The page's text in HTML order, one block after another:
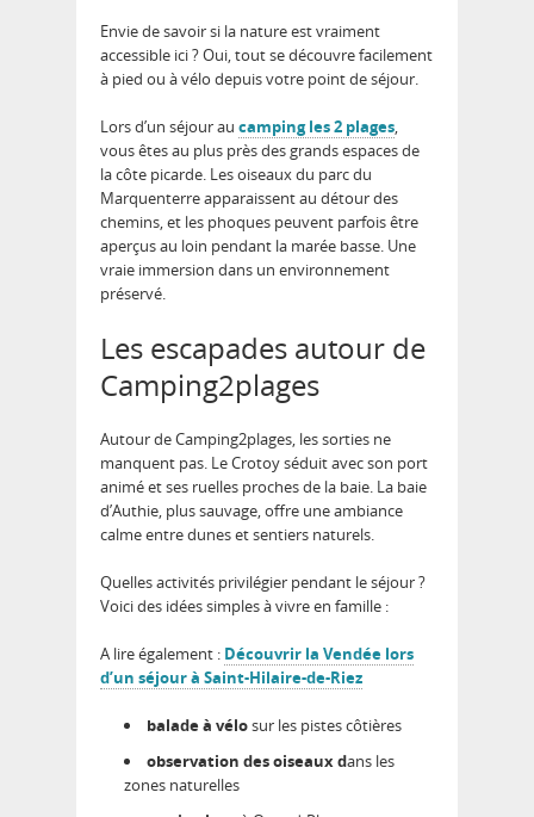
Envie de savoir si la nature est vraiment
accessible ici ? Oui, tout se découvre facilement
à pied ou à vélo depuis votre point de séjour.
Lors d’un séjour au camping les 2 plages,
vous êtes au plus près des grands espaces de
la côte picarde. Les oiseaux du parc du
Marquenterre apparaissent au détour des
chemins, et les phoques peuvent parfois être
aperçus au loin pendant la marée basse. Une
vraie immersion dans un environnement
préservé.
Les escapades autour de
Camping2plages
Autour de Camping2plages, les sorties ne
manquent pas. Le Crotoy séduit avec son port
animé et ses ruelles proches de la baie. La baie
d’Authie, plus sauvage, offre une ambiance
calme entre dunes et sentiers naturels.
Quelles activités privilégier pendant le séjour ?
Voici des idées simples à vivre en famille :
A lire également : Découvrir la Vendée lors
d’un séjour à Saint-Hilaire-de-Riez
balade à vélosur les pistes côtières
observation des oiseaux dans les
zones naturelles